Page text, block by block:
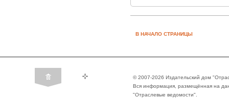
В НАЧАЛО СТРАНИЦЫ
© 2007-2026 Издательский дом
Вся информация, размещённая на
"Отраслевые ведомости".